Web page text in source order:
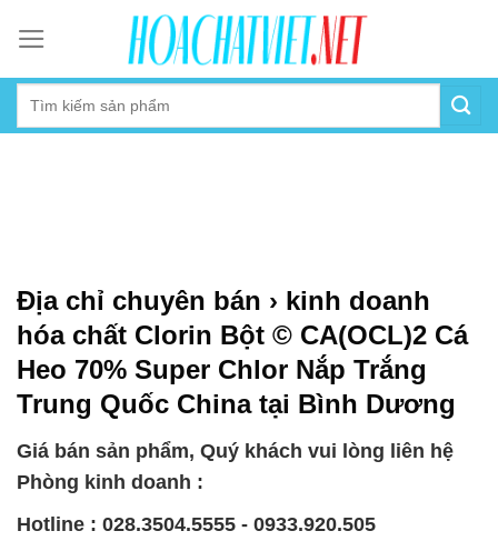
content
Địa chỉ chuyên bán › kinh doanh
hóa chất Clorin Bột © CA(OCL)2 Cá
Heo 70% Super Chlor Nắp Trắng
Trung Quốc China tại Bình Dương
Giá bán sản phẩm, Quý khách vui lòng liên hệ
Phòng kinh doanh :
Hotline : 028.3504.5555 - 0933.920.505